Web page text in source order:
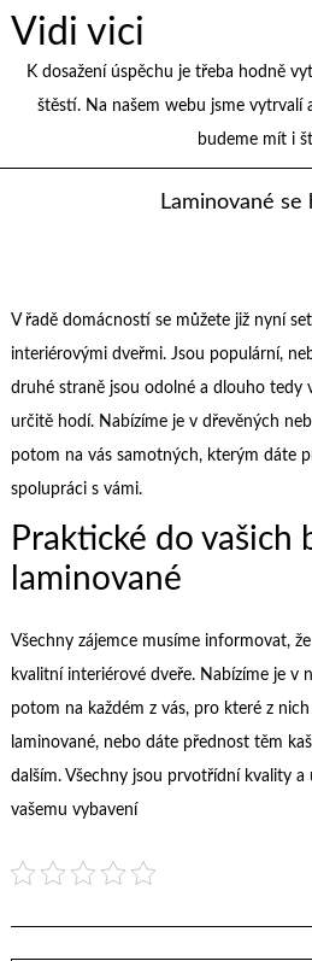
Vidi vici
K dosažení úspěchu je třeba hodně
štěstí. Na našem webu jsme vytrvalí
budeme mít i
Laminované se
V řadě domácností se můžete již nyní
interiérovými dveřmi. Jsou populární,
druhé straně jsou odolné a dlouho tedy
určitě hodí. Nabízíme je v dřevěných
potom na vás samotných, kterým dáte
spolupráci s vámi.
Praktické do vašich
laminované
Všechny zájemce musíme informovat,
kvalitní interiérové dveře. Nabízíme je v
potom na každém z vás, pro které z
laminované, nebo dáte přednost těm
dalším. Všechny jsou prvotřídní kvality
vašemu vybavení